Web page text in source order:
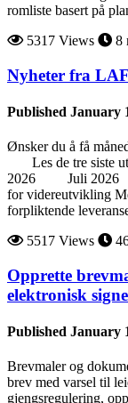
romliste basert på
5317 Views
8
Nyheter fra
Published January
Ønsker du å få
Les de tre siste
2026
for videreutvikling
forpliktende
5517 Views
Opprette
elektronisk
Published January
Brevmaler og
brev med varsel til
gjengsregulering,